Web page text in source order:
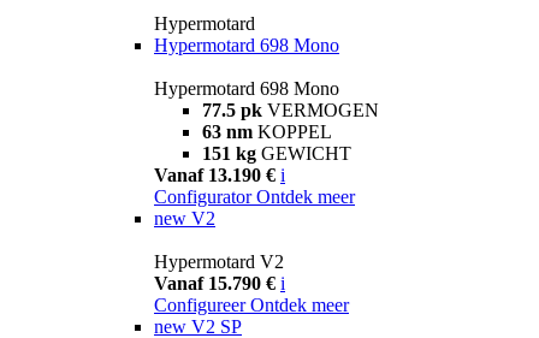
Hypermotard
Hypermotard 698 Mono
Hypermotard 698 Mono
77.5 pk VERMOGEN
63 nm KOPPEL
151 kg GEWICHT
Vanaf 13.190 € i
Configurator Ontdek meer
new V2
Hypermotard V2
Vanaf 15.790 € i
Configureer Ontdek meer
new V2 SP